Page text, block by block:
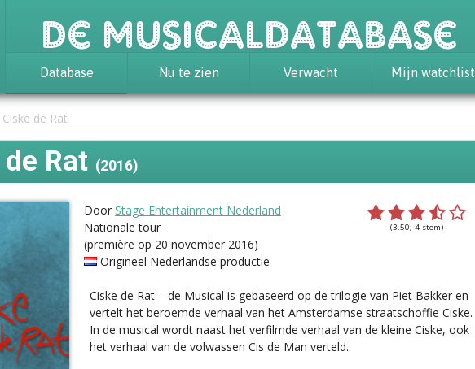
De Musicaldatabase
Database
Achtergrond
Awards
Statistieken
Nu te zien Verwacht Mijn watchlist
Ciske de Rat
Rat (2016)
(3.50; 4 stem)
Door Stage Entertainment Nederland
Nationale tour
(première op 20 november 2016)
Origineel Nederlandse productie
Ciske de Rat – de Musical is gebaseerd op de trilogie van Piet Bakker en
vertelt het beroemde verhaal van het Amsterdamse straatschoffie Ciske.
In de musical wordt naast het verfilmde verhaal van de kleine Ciske, ook
het verhaal van de volwassen Cis de Man verteld.